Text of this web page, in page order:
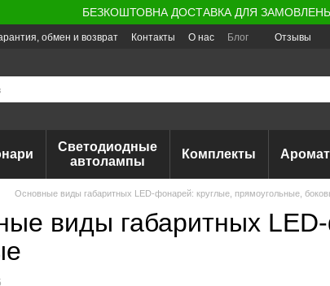
БЕЗКОШТОВНА ДОСТАВКА ДЛЯ ЗАМОВЛЕНЬ
обмен и возврат Контакты О нас Блог Отзывы
Светодиодные
автолампы
Комплекты
Основные виды габаритных LED-фонарей: круглые, прямоугольные,
виды габаритных